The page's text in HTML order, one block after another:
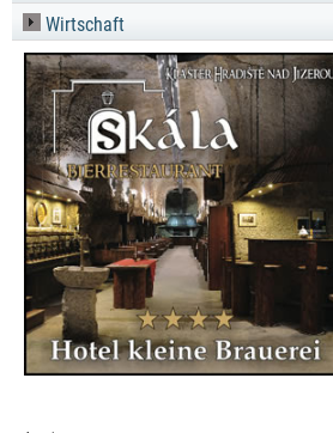
Wirtschaft